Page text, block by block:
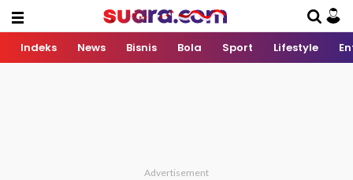
Indeks News Bisnis Bola Sport Lifestyle